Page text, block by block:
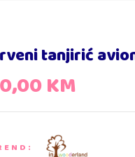
tanjirić
KM